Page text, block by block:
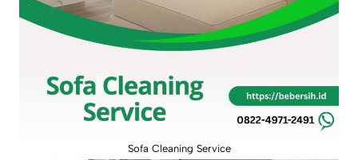
Sofa Cleaning Service